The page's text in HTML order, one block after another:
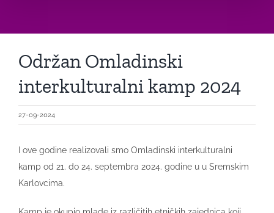
Održan Omladinski
interkulturalni kamp 2024
27-09-2024
I ove godine realizovali smo Omladinski interkulturalni
kamp od 21. do 24. septembra 2024. godine u u Sremskim
Karlovcima.